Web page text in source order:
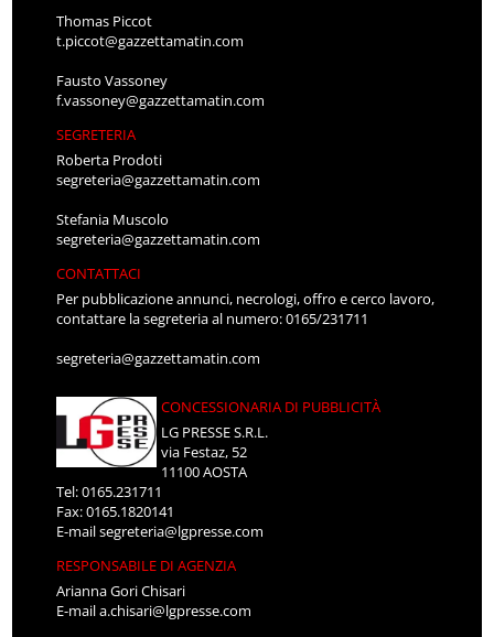
Thomas Piccot
t.piccot@gazzettamatin.com
Fausto Vassoney
f.vassoney@gazzettamatin.com
SEGRETERIA
Roberta Prodoti
segreteria@gazzettamatin.com
Stefania Muscolo
segreteria@gazzettamatin.com
CONTATTACI
Per pubblicazione annunci, necrologi, offro e cerco lavoro,
contattare la segreteria al numero: 0165/231711
segreteria@gazzettamatin.com
CONCESSIONARIA DI PUBBLICITÀ
LG PRESSE S.R.L.
via Festaz, 52
11100 AOSTA
Tel: 0165.231711
Fax: 0165.1820141
E-mailsegreteria@lgpresse.com
RESPONSABILE DI AGENZIA
Arianna Gori Chisari
E-maila.chisari@lgpresse.com